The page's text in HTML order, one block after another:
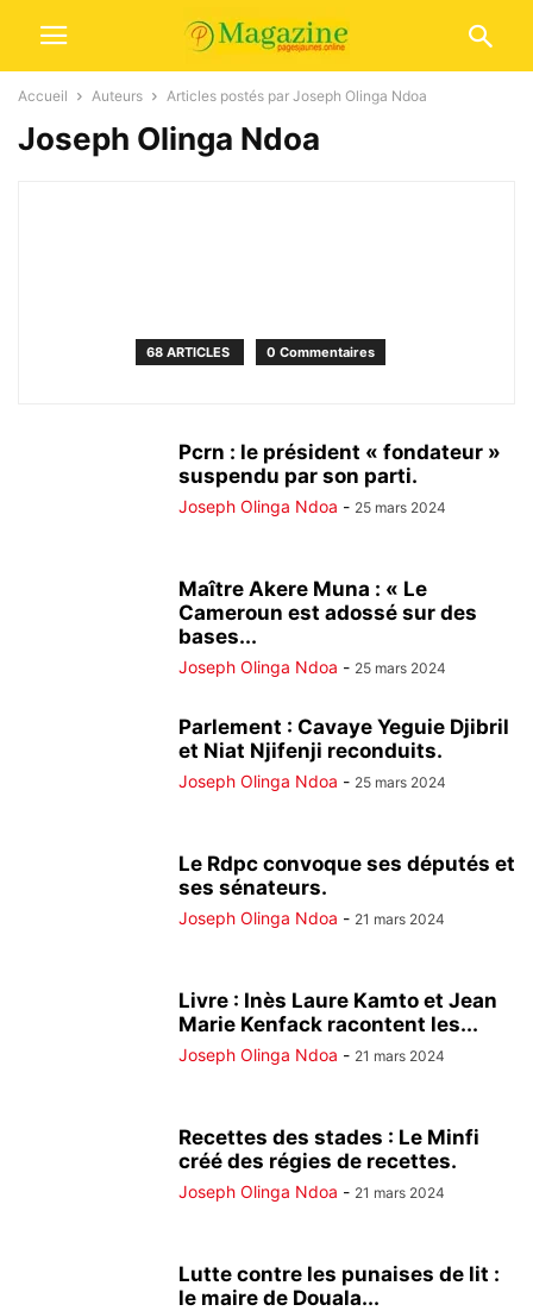
Accueil Auteurs Articles postés par Joseph Olinga Ndoa
Joseph Olinga Ndoa
68 ARTICLES 0 Commentaires
Pcrn : le président « fondateur »
suspendu par son parti.
Joseph Olinga Ndoa - 25 mars 2024
Maître Akere Muna : « Le
Cameroun est adossé sur des
bases...
Joseph Olinga Ndoa - 25 mars 2024
Parlement : Cavaye Yeguie Djibril
et Niat Njifenji reconduits.
Joseph Olinga Ndoa - 25 mars 2024
Le Rdpc convoque ses députés et
ses sénateurs.
Joseph Olinga Ndoa - 21 mars 2024
Livre : Inès Laure Kamto et Jean
Marie Kenfack racontent les...
Joseph Olinga Ndoa - 21 mars 2024
Recettes des stades : Le Minfi
créé des régies de recettes.
Joseph Olinga Ndoa - 21 mars 2024
Lutte contre les punaises de lit :
le maire de Douala...